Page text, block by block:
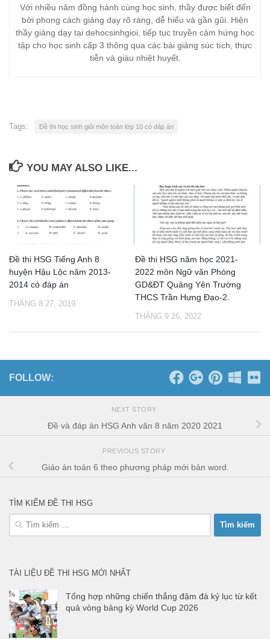
Với nhiều năm đồng hành cùng học sinh, thầy được biết đến
bởi phong cách giảng dạy rõ ràng, dễ hiểu và gần gũi. Hiện
thầy giảng dạy tại dehocsinhgioi, tiếp tục truyền cảm hứng học
tập cho học sinh cấp 3 thông qua các bài giảng súc tích, thực
tiễn và giàu nhiệt huyết.
Tags: Đề thi học sinh giỏi môn toán lớp 10 có đáp án
YOU MAY ALSO LIKE...
Đề thi HSG Tiếng Anh 8
huyện Hậu Lộc năm 2013-
2014 có đáp án
THÁNG 8 27, 2019
Đề thi HSG năm học 2021-
2022 môn Ngữ văn Phòng
GD&ĐT Quảng Yên Trường
THCS Trần Hưng Đạo-2.
THÁNG 9 26, 2022
FOLLOW:
NEXT STORY
Đề và đáp án HSG Anh văn 8 năm 2020 2021
PREVIOUS STORY
Giáo án toán 6 theo phương pháp mới bản word.
TÌM KIẾM ĐỀ THI HSG
Tìm
TÀI LIỆU ĐỀ THI HSG MỚI NHẤT
Tổng hợp những chiến thắng đậm đà kỷ lục từ kết
quả vòng bảng kỳ World Cup 2026